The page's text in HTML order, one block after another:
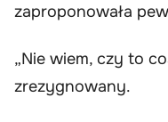
zaproponowała
„Nie wiem, czy to
zrezygnowany.